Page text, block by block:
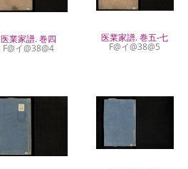
医業家譜. 巻四
F@イ@38@4
医業家譜. 巻五-七
F@イ@38@5